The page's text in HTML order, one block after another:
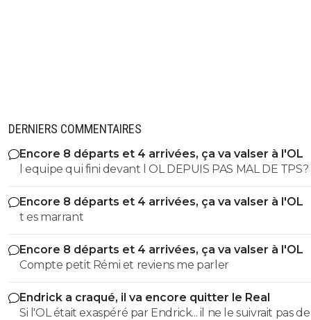
DERNIERS COMMENTAIRES
Encore 8 départs et 4 arrivées, ça va valser à l'OL
l equipe qui fini devant l OL DEPUIS PAS MAL DE TPS? lol. t
es tro malin toi
Encore 8 départs et 4 arrivées, ça va valser à l'OL
t es marrant
Encore 8 départs et 4 arrivées, ça va valser à l'OL
Compte petit Rémi et reviens me parler
Endrick a craqué, il va encore quitter le Real
Si l'OL était exaspéré par Endrick... il ne le suivrait pas